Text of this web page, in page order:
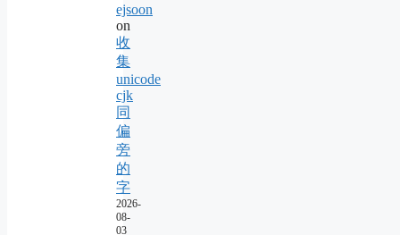
ejsoon
on
收
集
unicode
cjk
同
偏
旁
的
字
2026-
08-
03